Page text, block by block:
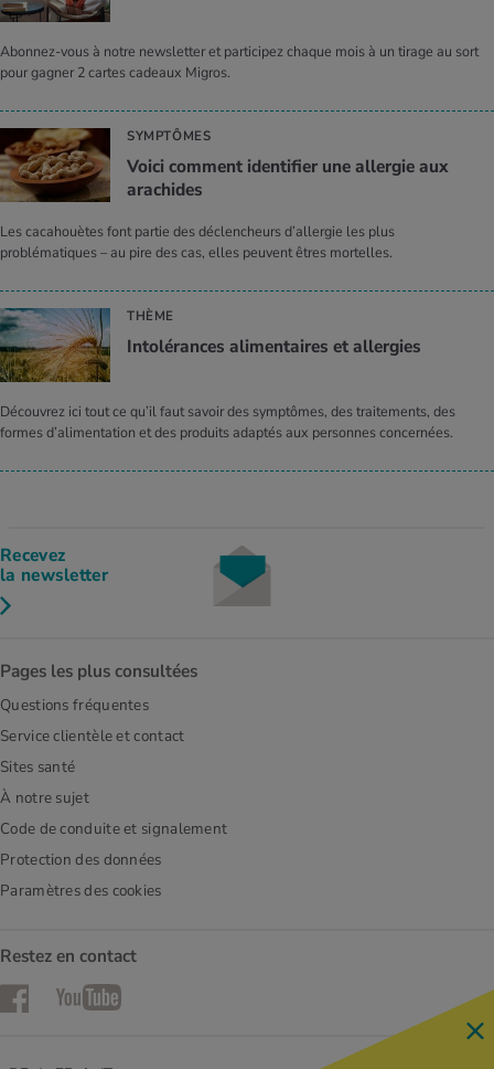
Abonnez-vous à notre newsletter et participez chaque mois à un tirage au sort
pour gagner 2 cartes cadeaux Migros.
SYMPTÔMES
Voici comment identifier une allergie aux
arachides
Les cacahouètes font partie des déclencheurs d’allergie les plus
problématiques – au pire des cas, elles peuvent êtres mortelles.
THÈME
Intolérances alimentaires et allergies
Découvrez ici tout ce qu’il faut savoir des symptômes, des traitements, des
formes d’alimentation et des produits adaptés aux personnes concernées.
Recevez
la newsletter
Pages les plus consultées
Questions fréquentes
Service clientèle et contact
Sites santé
À notre sujet
Code de conduite et signalement
Protection des données
Paramètres des cookies
Restez en contact
FacebookYouTube